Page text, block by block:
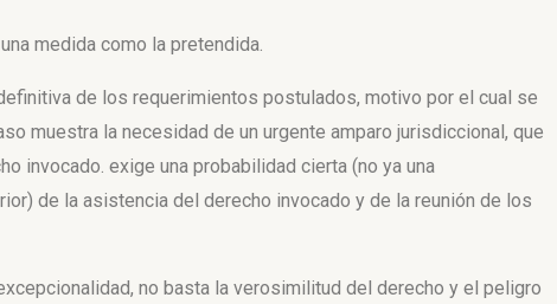
medida como la pretendida.
de los requerimientos postulados, motivo por el cual se
muestra la necesidad de un urgente amparo jurisdiccional, que
invocado. exige una probabilidad cierta (no ya una
de la asistencia del derecho invocado y de la reunión de los
no basta la verosimilitud del derecho y el peligro